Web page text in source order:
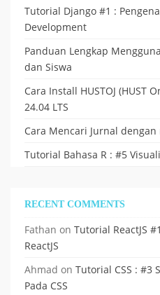
Tutorial Django #1 :
Development
Panduan Lengkap
dan Siswa
Cara Install HUSTOJ (HUST
24.04 LTS
Cara Mencari Jurnal
Tutorial Bahasa R : #5
RECENT COMMENTS
Fathan on Tutorial ReactJS
ReactJS
Ahmad on Tutorial CSS : #3
Pada CSS